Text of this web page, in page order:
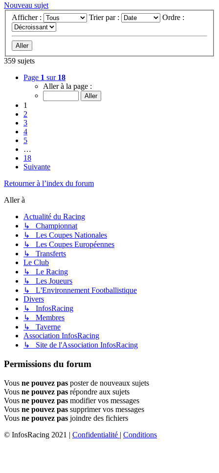
Nouveau sujet
Afficher :
Trier par : Ordre :
359 sujets
Page 1 sur 18
Aller à la page :
1
2
3
4
5
…
18
Suivante
Retourner à l’index du forum
Aller à
Actualité du Racing
↳ Championnat
↳ Les Coupes Nationales
↳ Les Coupes Européennes
↳ Transferts
Le Club
↳ Le Racing
↳ Les Joueurs
↳ L'Environnement Footballistique
Divers
↳ InfosRacing
↳ Membres
↳ Taverne
Association InfosRacing
↳ Site de l'Association InfosRacing
Permissions du forum
Vous ne pouvez pas poster de nouveaux sujets
Vous ne pouvez pas répondre aux sujets
Vous ne pouvez pas modifier vos messages
Vous ne pouvez pas supprimer vos messages
Vous ne pouvez pas joindre des fichiers
© InfosRacing 2021 | Confidentialité | Conditions